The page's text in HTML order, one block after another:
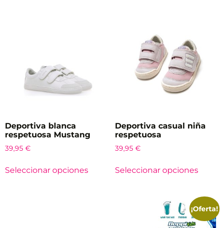
Deportiva blanca
respetuosa Mustang
39,95 €
Seleccionar opciones
Deportiva casual niña
respetuosa
39,95 €
Seleccionar opciones
¡Oferta!